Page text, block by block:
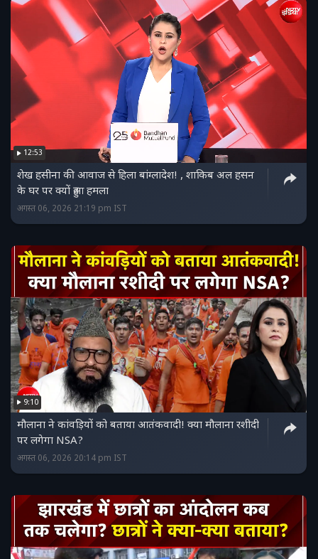
12:53
शेख हसीना की आवाज से हिला बांग्लादेश! , शाकिब अल हसन
के घर पर क्यों हुआ हमला
अगस्त 06, 2026 21:19 pm IST
9:10
मौलाना ने कांवड़ियों को बताया आतंकवादी! क्या मौलाना रशीदी
पर लगेगा NSA?
अगस्त 06, 2026 20:14 pm IST